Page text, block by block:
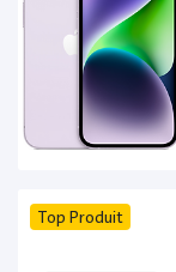
Top Produit